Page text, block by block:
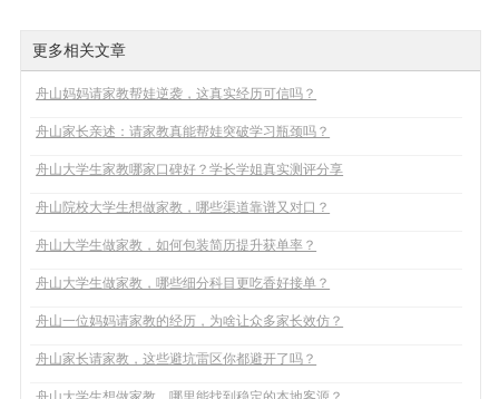
更多相关文章
舟山妈妈请家教帮娃逆袭，这真实经历可信吗？
舟山家长亲述：请家教真能帮娃突破学习瓶颈吗？
舟山大学生家教哪家口碑好？学长学姐真实测评分享
舟山院校大学生想做家教，哪些渠道靠谱又对口？
舟山大学生做家教，如何包装简历提升获单率？
舟山大学生做家教，哪些细分科目更吃香好接单？
舟山一位妈妈请家教的经历，为啥让众多家长效仿？
舟山家长请家教，这些避坑雷区你都避开了吗？